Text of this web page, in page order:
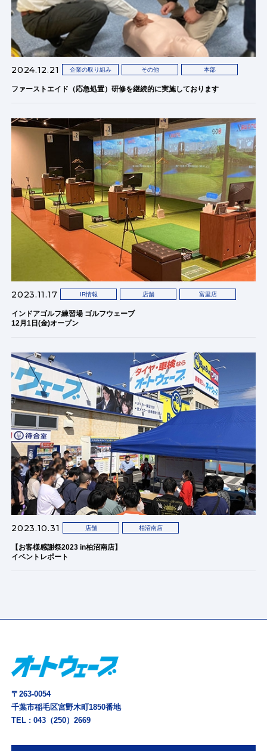
2024.12.21 企業の取り組み その他 本部
ファーストエイド（応急処置）研修を継続的に実施しております
2023.11.17 IR情報 店舗 富里店
インドアゴルフ練習場 ゴルフウェーブ
12月1日(金)オープン
2023.10.31 店舗 柏沼南店
【お客様感謝祭2023 in柏沼南店】
イベントレポート
〒263-0054
千葉市稲毛区宮野木町1850番地
TEL :043（250）2669